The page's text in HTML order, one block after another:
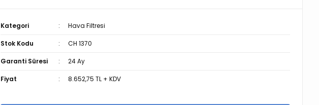
Kategori Hava Filtresi
Stok Kodu CH 1370
Garanti Süresi 24 Ay
Fiyat 8.652,75 TL + KDV